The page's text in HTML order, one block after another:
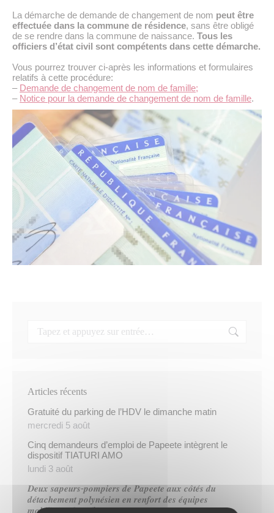
La démarche de demande de changement de nom peut être
effectuée dans la commune de résidence, sans être obligé
de se rendre dans la commune de naissance. Tous les
officiers d’état civil sont compétents dans cette démarche.
Vous pourrez trouver ci-après les informations et formulaires
relatifs à cette procédure:
– Demande de changement de nom de famille;
– Notice pour la demande de changement de nom de famille.
Articles récents
Gratuité du parking de l’HDV le dimanche matin
mercredi 5 août
Cinq demandeurs d’emploi de Papeete intègrent le
dispositif TIATURI AMO
lundi 3 août
𝑫𝒆𝒖𝒙 𝒔𝒂𝒑𝒆𝒖𝒓𝒔-𝒑𝒐𝒎𝒑𝒊𝒆𝒓𝒔 𝒅𝒆 𝑷𝒂𝒑𝒆𝒆𝒕𝒆 𝒂𝒖𝒙 𝒄𝒐̂𝒕𝒆́𝒔 𝒅𝒖
𝒅𝒆́𝒕𝒂𝒄𝒉𝒆𝒎𝒆𝒏𝒕 𝒑𝒐𝒍𝒚𝒏𝒆́𝒔𝒊𝒆𝒏 𝒆𝒏 𝒓𝒆𝒏𝒇𝒐𝒓𝒕 𝒅𝒆𝒔 𝒆́𝒒𝒖𝒊𝒑𝒆𝒔
𝒎𝒐𝒃𝒊𝒍𝒊𝒔𝒆́𝒆𝒔 𝒅𝒂𝒏𝒔 𝒍’𝑯𝒆𝒙𝒂𝒈𝒐𝒏𝒆